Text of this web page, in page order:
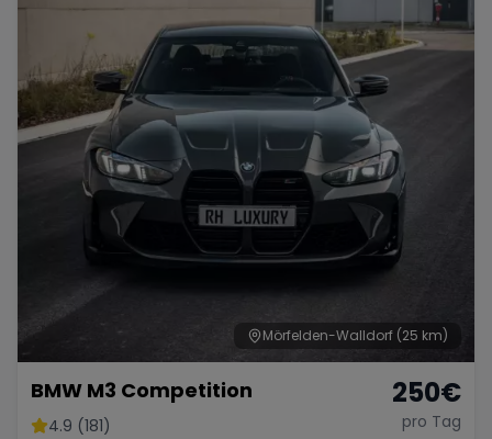
Mörfelden-Walldorf (25 km)
BMW M3 Competition
4.9 (181)
250€
pro Tag